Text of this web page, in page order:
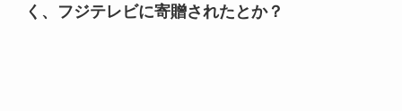
く、フジテレビに寄贈されたとか？